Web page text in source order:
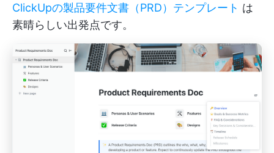
ClickUpの製品要件文書（PRD）テンプレート は
素晴らしい出発点です。